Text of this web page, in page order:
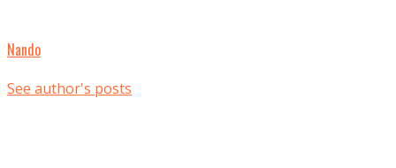
Nando
See author's posts